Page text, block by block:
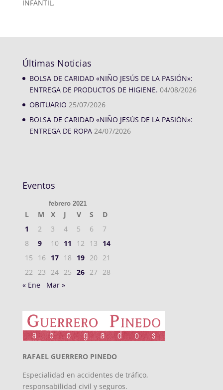
INFANTIL.
Últimas Noticias
BOLSA DE CARIDAD «NIÑO JESÚS DE LA PASIÓN»:
ENTREGA DE PRODUCTOS DE HIGIENE. 04/08/2026
OBITUARIO 25/07/2026
BOLSA DE CARIDAD «NIÑO JESÚS DE LA PASIÓN»:
ENTREGA DE ROPA 24/07/2026
Eventos
febrero 2021
L M X J V S
D
1
2 3 4 5 6
7
8
9 10 11 12 13
14
15
16 17 18 19 20
21
22
23 24 25 26 27
28
« Ene
Mar »
RAFAEL GUERRERO PINEDO
Especialidad en accidentes de tráfico,
responsabilidad civil y seguros.